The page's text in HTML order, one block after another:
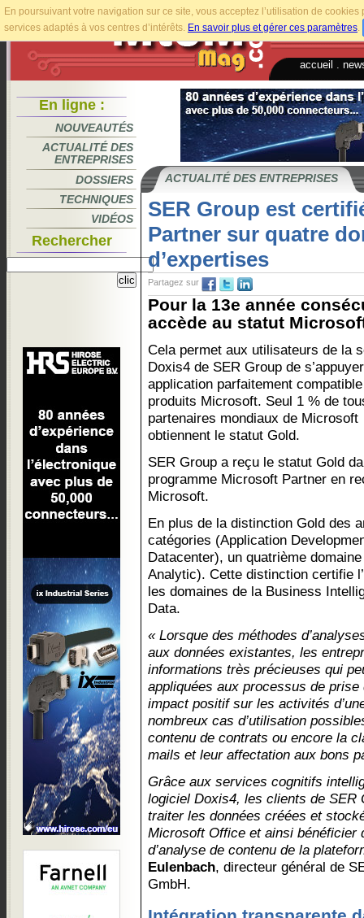
En poursuivant votre navigation sur ce site, vous acceptez l’utilisation de
services adaptés à vos centres d’intérêts. En savoir plus et gérer ces paramètres.
accueil
En ligne :
NOUVEAUTÉS
ACTUALITÉ DES
ENTREPRISES
DOSSIERS
TECHNIQUES
VIDÉOS
Rechercher
ACTUALITÉ DES ENTREPRISES
SER Group est
Partner sur quatre
d’expertises
Partagez sur
Pour la 13e année
accède au statut
Cela permet aux utilisateurs de la
Doxis4 de SER Group de
application parfaitement
produits Microsoft. Seul 1 % de
partenaires mondiaux de Microsoft
obtiennent le statut Gold.
SER Group a reçu le statut Gold
programme Microsoft Partner en
Microsoft.
En plus de la distinction Gold des
catégories (Application
Datacenter), un quatrième
Analytic). Cette distinction certifie
les domaines de la Business
Data.
« Lorsque des méthodes
aux données existantes, les
informations très précieuses qui
appliquées aux processus de
impact positif sur les activités
nombreux cas d’utilisation
contenu de contrats ou encore la
mails et leur affectation aux bons
Grâce aux services cognitifs
logiciel Doxis4, les clients de SER
traiter les données créées et
Microsoft Office et ainsi bénéficier
d’analyse de contenu de la
Eulenbach, directeur général de
GmbH.